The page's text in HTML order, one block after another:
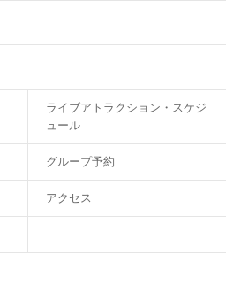
ライブアトラクション・スケジ
ュール
グループ予約
アクセス